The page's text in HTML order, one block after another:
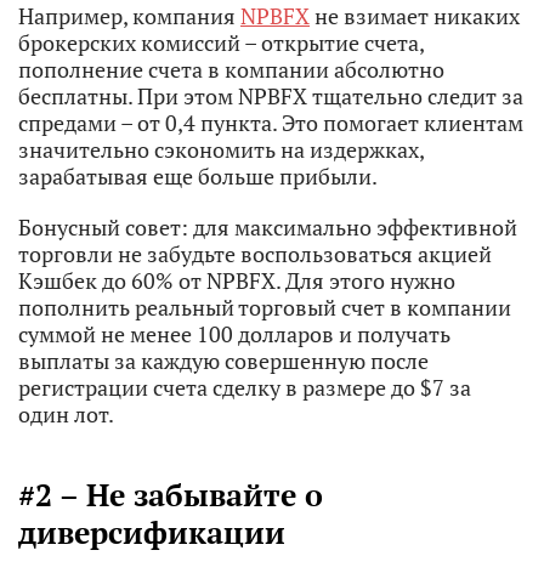
Например, компания NPBFXне взимает никаких
брокерских комиссий – открытие счета,
пополнение счета в компании абсолютно
бесплатны. При этом NPBFX тщательно следит за
спредами – от 0,4 пункта. Это помогает клиентам
значительно сэкономить на издержках,
зарабатывая еще больше прибыли.
Бонусный совет: для максимально эффективной
торговли не забудьте воспользоваться акцией
Кэшбек до 60% от NPBFX. Для этого нужно
пополнить реальный торговый счет в компании
суммой не менее 100 долларов и получать
выплаты за каждую совершенную после
регистрации счета сделку в размере до $7 за
один лот.
#2 – Не забывайте о
диверсификации